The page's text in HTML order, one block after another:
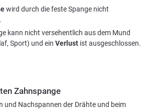
wird durch die feste Spange nicht
kann nicht versehentlich aus dem Mund
Sport) und ein Verlust ist ausgeschlossen.
Zahnspange
und Nachspannen der Drähte und beim